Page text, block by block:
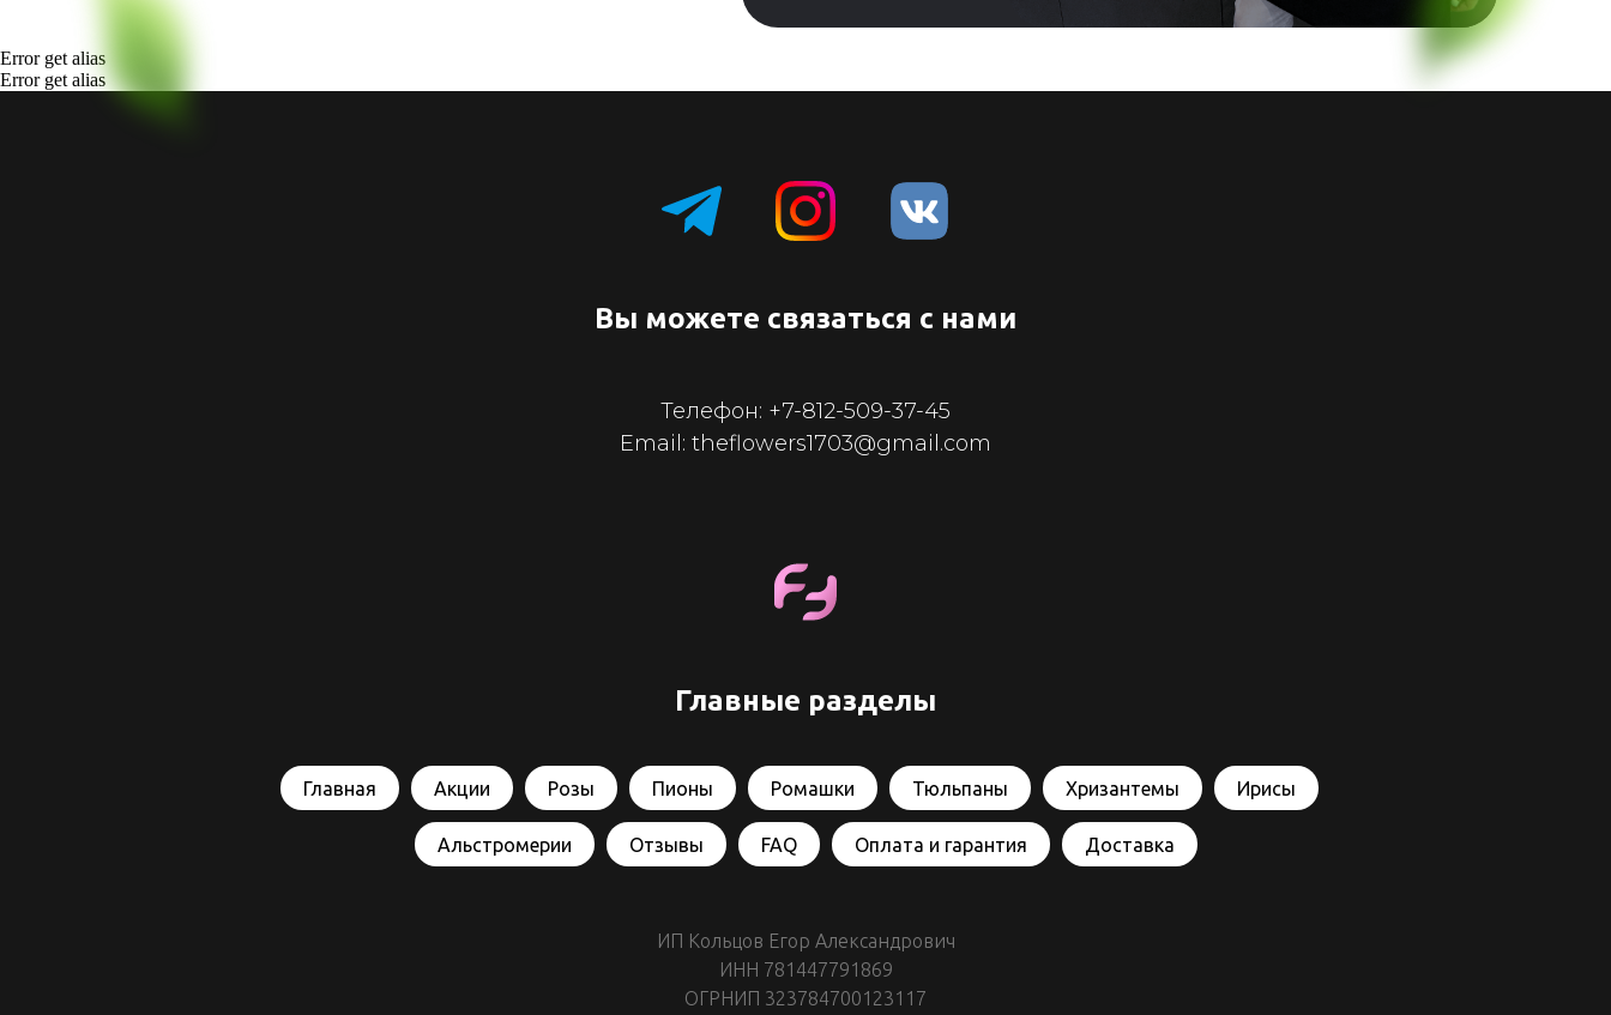
Error get alias
Error get alias
Вы можете связаться с нами
Телефон: +7-812-509-37-45
Email: theflowers1703@gmail.com
Главные разделы
Главная Акции Розы Пионы Ромашки Тюльпаны Хризантемы Ирисы
Альстромерии Отзывы FAQ Оплата и гарантия Доставка
ИП Кольцов Егор Александрович
ИНН 781447791869
ОГРНИП 323784700123117